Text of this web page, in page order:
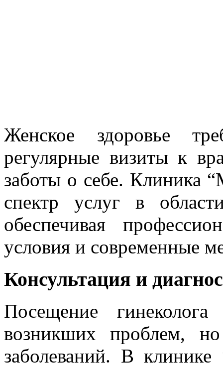
Женское здоровье
регулярные визиты к
заботы о себе. Клиника
спектр услуг в
обеспечивая
условия и современные
Консультация и
Посещение
возникших проблем,
заболеваний. В клинике